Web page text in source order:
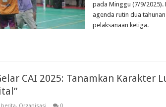
pada Minggu (7/9/2025).
agenda rutin dua
pelaksanaan ketiga. …
CAI 2025: Tanamkan Karakter